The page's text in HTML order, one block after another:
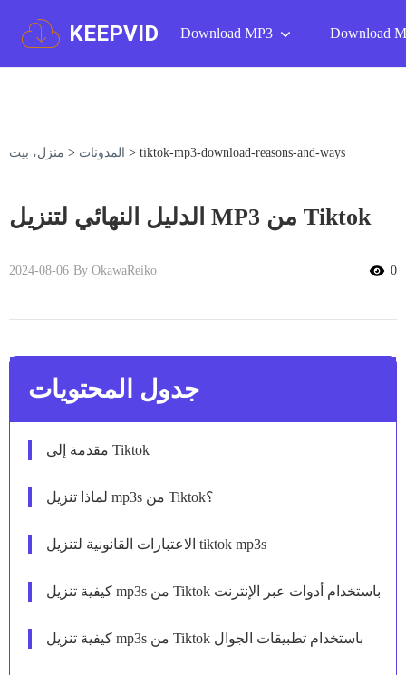
KEEPVID Download MP3 Download
منزل، بيت > المدونات > tiktok-mp3-download-reasons-and-ways
الدليل النهائي لتنزيل MP3 من Tiktok
2024-08-06 By OkawaReiko 0
جدول المحتويات
مقدمة إلى Tiktok
لماذا تنزيل mp3s من Tiktok؟
الاعتبارات القانونية لتنزيل tiktok mp3s
كيفية تنزيل mp3s من Tiktok باستخدام أدوات عبر الإنترنت
كيفية تنزيل mp3s من Tiktok باستخدام تطبيقات الجوال